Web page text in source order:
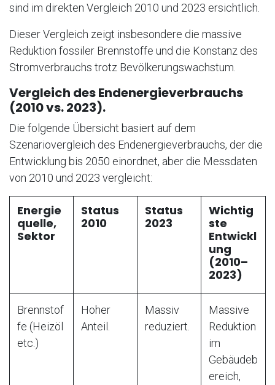
sind im direkten Vergleich 2010 und 2023 ersichtlich.
Dieser Vergleich zeigt insbesondere die massive
Reduktion fossiler Brennstoffe und die Konstanz des
Stromverbrauchs trotz Bevölkerungswachstum.
Vergleich des Endenergieverbrauchs
(2010 vs. 2023).
Die folgende Übersicht basiert auf dem
Szenariovergleich des Endenergieverbrauchs, der die
Entwicklung bis 2050 einordnet, aber die Messdaten
von 2010 und 2023 vergleicht:
Energie
quelle,
Sektor
Status
2010
Status
2023
Wichtig
ste
Entwickl
ung
(2010–
2023)
Brennstof
fe (Heizöl
etc.)
Hoher
Anteil.
Massiv
reduziert.
Massive
Reduktion
im
Gebäudeb
ereich,